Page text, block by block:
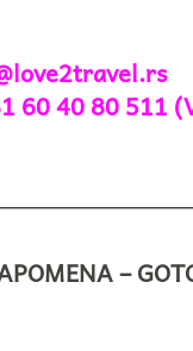
60 40 80 511
–